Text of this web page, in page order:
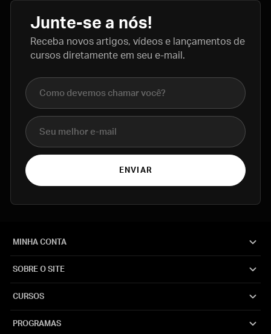
Junte-se a nós!
Receba novos artigos, vídeos e lançamentos de
cursos diretamente em seu e-mail.
Nome completo
E-mail
ENVIAR
MINHA CONTA
SOBRE O SITE
CURSOS
PROGRAMAS